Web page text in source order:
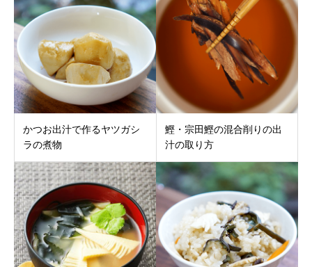
かつお出汁で作るヤツガシ
ラの煮物
鰹・宗田鰹の混合削りの出
汁の取り方